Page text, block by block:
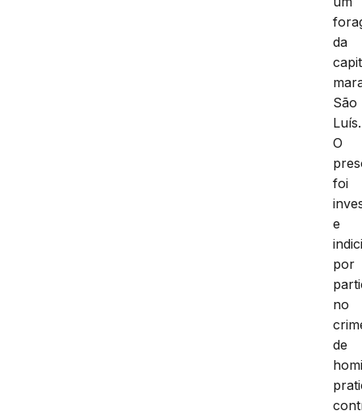
da
São
Luís.
O
foi
e
por
no
de